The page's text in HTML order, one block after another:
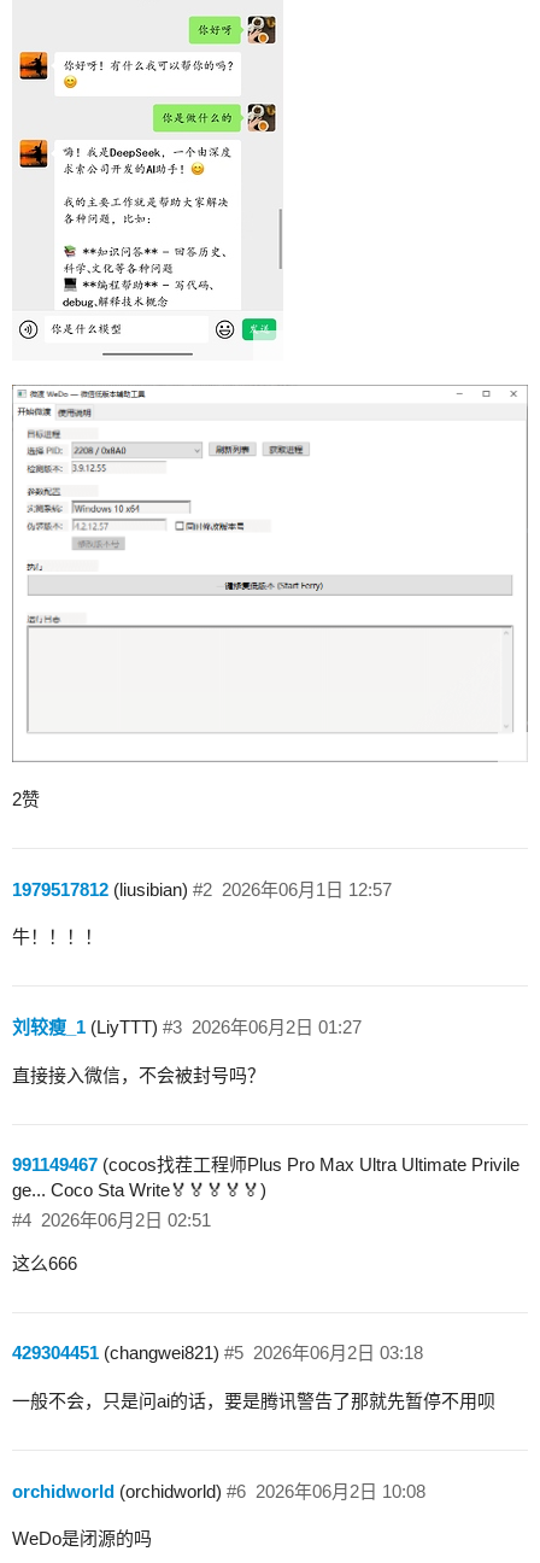
2赞
1979517812 (liusibian) 2026年06月1日 12:57
#2
牛！！！！
刘较瘦_1 (LiyTTT) 2026年06月2日 01:27
#3
直接接入微信，不会被封号吗？
991149467 (cocos找茬工程师Plus Pro Max Ultra Ultimate Privile
ge... Coco Sta Write🏅🏅🏅🏅🏅)
2026年06月2日 02:51
#4
这么666
429304451 (changwei821) 2026年06月2日 03:18
#5
一般不会，只是问ai的话，要是腾讯警告了那就先暂停不用呗
orchidworld (orchidworld) 2026年06月2日 10:08
#6
WeDo是闭源的吗